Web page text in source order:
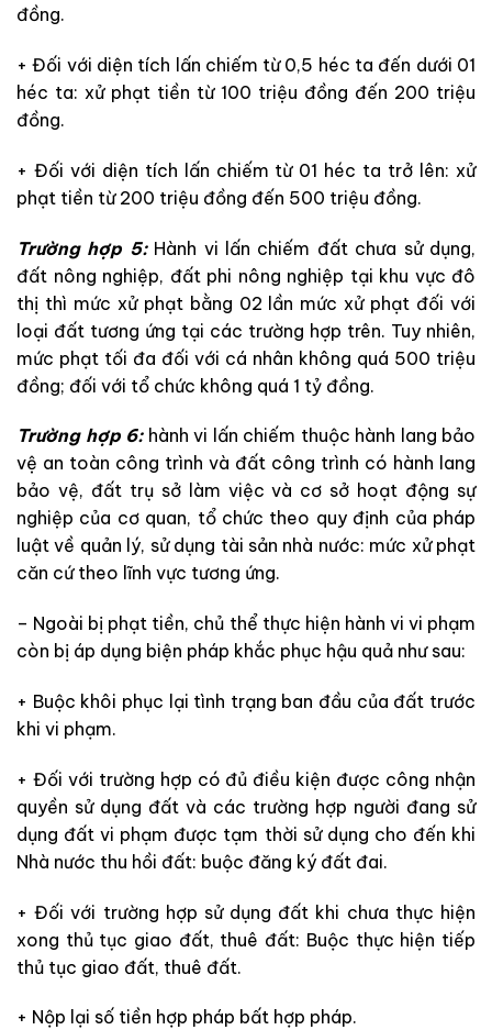
đồng.
+ Đối với diện tích lấn chiếm từ 0,5 héc ta đến dưới 01
héc ta: xử phạt tiền từ 100 triệu đồng đến 200 triệu
đồng.
+ Đối với diện tích lấn chiếm từ 01 héc ta trở lên: xử
phạt tiền từ 200 triệu đồng đến 500 triệu đồng.
Trường hợp 5:Hành vi lấn chiếm đất chưa sử dụng,
đất nông nghiệp, đất phi nông nghiệp tại khu vực đô
thị thì mức xử phạt bằng 02 lần mức xử phạt đối với
loại đất tương ứng tại các trường hợp trên. Tuy nhiên,
mức phạt tối đa đối với cá nhân không quá 500 triệu
đồng; đối với tổ chức không quá 1 tỷ đồng.
Trường hợp 6:hành vi lấn chiếm thuộc hành lang bảo
vệ an toàn công trình và đất công trình có hành lang
bảo vệ, đất trụ sở làm việc và cơ sở hoạt động sự
nghiệp của cơ quan, tổ chức theo quy định của pháp
luật về quản lý, sử dụng tài sản nhà nước: mức xử phạt
căn cứ theo lĩnh vực tương ứng.
– Ngoài bị phạt tiền, chủ thể thực hiện hành vi vi phạm
còn bị áp dụng biện pháp khắc phục hậu quả như sau:
+ Buộc khôi phục lại tình trạng ban đầu của đất trước
khi vi phạm.
+ Đối với trường hợp có đủ điều kiện được công nhận
quyền sử dụng đất và các trường hợp người đang sử
dụng đất vi phạm được tạm thời sử dụng cho đến khi
Nhà nước thu hồi đất: buộc đăng ký đất đai.
+ Đối với trường hợp sử dụng đất khi chưa thực hiện
xong thủ tục giao đất, thuê đất: Buộc thực hiện tiếp
thủ tục giao đất, thuê đất.
+ Nộp lại số tiền hợp pháp bất hợp pháp.